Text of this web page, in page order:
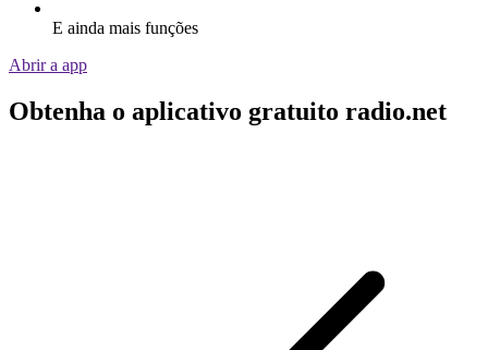
E ainda mais funções
Abrir a app
Obtenha o aplicativo gratuito radio.net